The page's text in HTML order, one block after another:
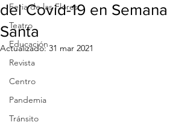
Feria de las Flores
Teatro
Educación
Revista
Centro
Pandemia
Tránsito
del Covid-19 en Semana
Santa
Actualizado:31 mar 2021